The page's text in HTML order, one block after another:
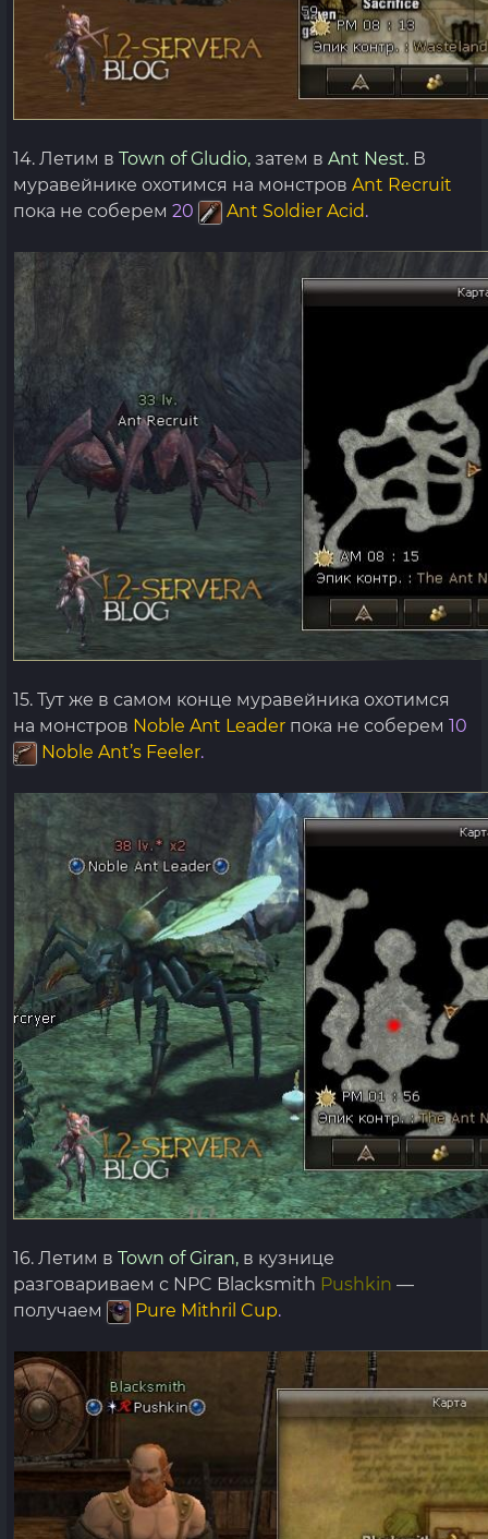
14. Летим в Town of Gludio, затем в Ant Nest. В
муравейнике охотимся на монстров Ant Recruit
пока не соберем 20 Ant Soldier Acid.
15. Тут же в самом конце муравейника охотимся
на монстров Noble Ant Leader пока не соберем 10
Noble Ant’s Feeler.
16. Летим в Town of Giran, в кузнице
разговариваем с NPC Blacksmith Pushkin —
получаем
Pure Mithril Cup.